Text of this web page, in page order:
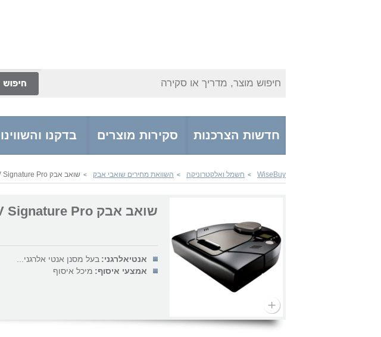
חיפוש מוצר, מדריך או סקירה
חדשות הצרכנות סקירות מוצרים בדקנו והשווינו
WiseBuy
> חשמל ואלקטרוניקה > השוואת מחירים שואבי אבק > שואב אבק Neato Robotics XV Signature Pro
שואב אבק Neato Robotics XV Signature Pro
אנטיאלרגני: בעל מסנן אנטי אלרגני...
אמצעי איסוף: מיכל איסוף